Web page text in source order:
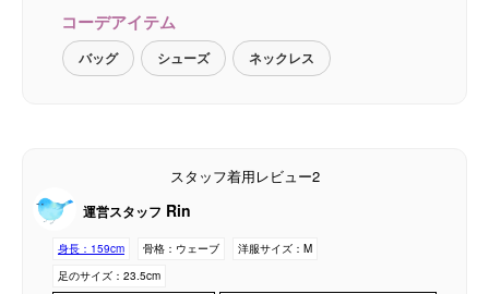
コーデアイテム
バッグ シューズ ネックレス
スタッフ着用レビュー2
運営スタッフ Rin
身長： 159cm 骨格： ウェーブ 洋服サイズ： M
足のサイズ： 23.5cm